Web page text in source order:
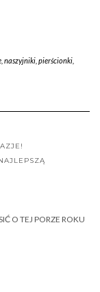
, naszyjniki, pierścionki,
O TEJ PORZE ROKU